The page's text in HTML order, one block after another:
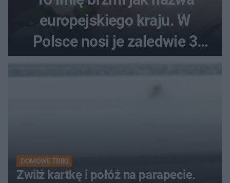
europejskiego kraju. W
Polsce nosi je zaledwie 3
DOMOWE TRIKI
Zwilż kartkę i połóż na parapecie.